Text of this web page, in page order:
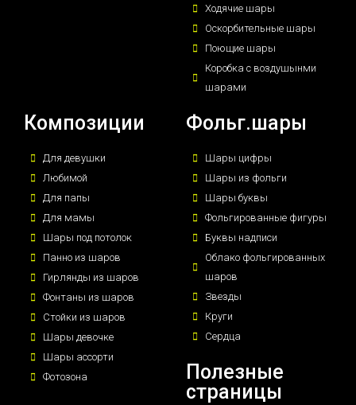
Ходячие шары
Оскорбительные шары
Поющие шары
Коробка с воздушынми
шарами
Композиции
Для девушки
Любимой
Для папы
Для мамы
Шары под потолок
Панно из шаров
Гирлянды из шаров
Фонтаны из шаров
Стойки из шаров
Шары девочке
Шары ассорти
Фотозона
Фольг.шары
Шары цифры
Шары из фольги
Шары буквы
Фольгированные фигуры
Буквы надписи
Облако фольгированных
шаров
Звезды
Круги
Сердца
Полезные
страницы